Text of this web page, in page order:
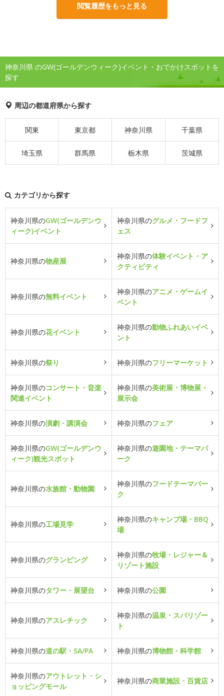
閲覧履歴をもっと見る
神奈川県 のGW(ゴールデンウィーク)イベント・おでかけスポットを
探す
周辺の都道府県から探す
関東 東京都 神奈川県 千葉県
埼玉県 群馬県 栃木県 茨城県
カテゴリから探す
神奈川県のGW(ゴールデンウ
ィーク)イベント
神奈川県のグルメ・フードフ
ェス
神奈川県の物産展
神奈川県の体験イベント・ア
クティビティ
神奈川県の無料イベント
神奈川県のアニメ・ゲームイ
ベント
神奈川県の花イベント
神奈川県の動物ふれあいイベ
ント
神奈川県の祭り 神奈川県のフリーマーケット
神奈川県のコンサート・音楽
関連イベント
神奈川県の美術展・博物展・
展示会
神奈川県の演劇・講演会 神奈川県のフェア
神奈川県のGW(ゴールデンウ
ィーク)観光スポット
神奈川県の遊園地・テーマパ
ーク
神奈川県の水族館・動物園
神奈川県のフードテーマパー
ク
神奈川県の工場見学
神奈川県のキャンプ場・BBQ
場
神奈川県のグランピング
神奈川県の牧場・レジャー＆
リゾート施設
神奈川県のタワー・展望台 神奈川県の公園
神奈川県のアスレチック
神奈川県の温泉・スパリゾー
ト
神奈川県の道の駅・SA/PA 神奈川県の博物館・科学館
神奈川県のアウトレット・シ
ョッピングモール
神奈川県の商業施設・百貨店